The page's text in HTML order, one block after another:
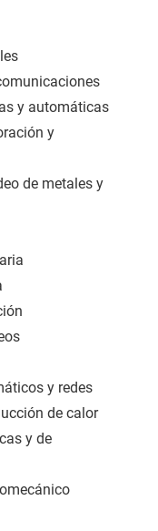
y automáticas
y
de metales y
y redes
de calor
y de